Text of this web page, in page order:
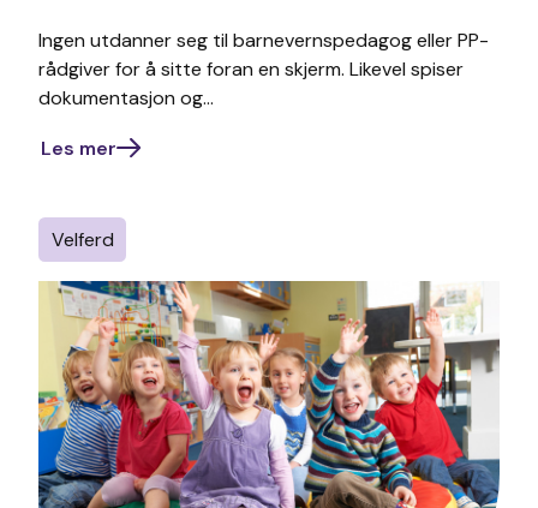
Velferd
Ingen utdanner seg til barnevernspedagog eller PP-
rådgiver for å sitte foran en skjerm. Likevel spiser
dokumentasjon og...
Les mer